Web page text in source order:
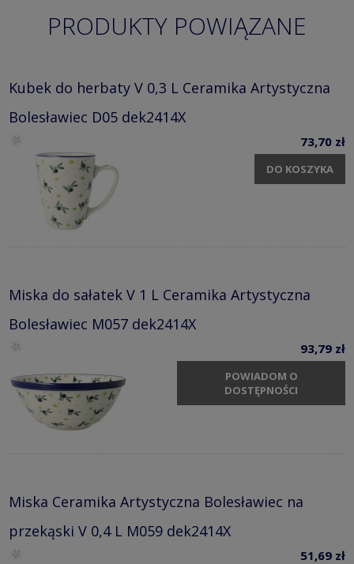
PRODUKTY POWIĄZANE
Kubek do herbaty V 0,3 L Ceramika Artystyczna
Bolesławiec D05 dek2414X
73,70 zł
DO KOSZYKA
Miska do sałatek V 1 L Ceramika Artystyczna
Bolesławiec M057 dek2414X
93,79 zł
POWIADOM O
DOSTĘPNOŚCI
Miska Ceramika Artystyczna Bolesławiec na
przekąski V 0,4 L M059 dek2414X
51,69 zł